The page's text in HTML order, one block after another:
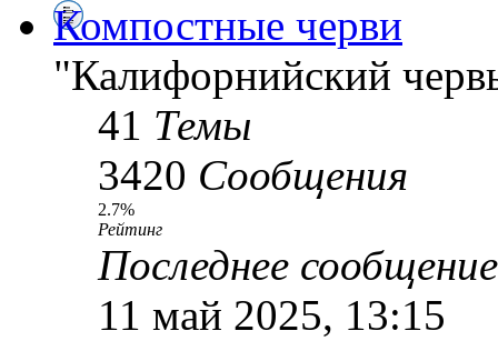
Компостные черви
"Калифорнийский
41 Темы
3420 Сообщения
2.7%
Рейтинг
Последнее сообщение
11 май 2025, 13:15